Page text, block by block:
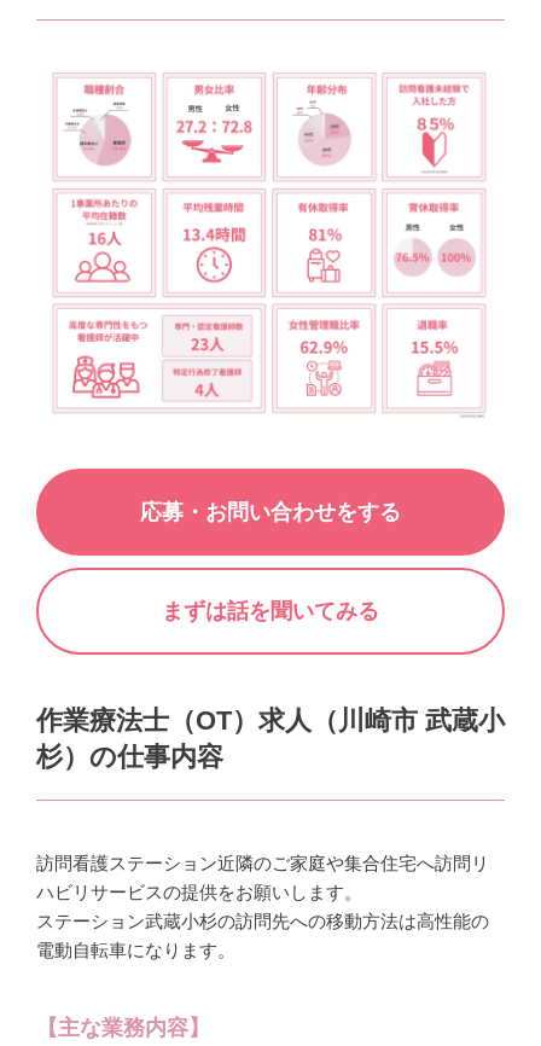
応募・お問い合わせをする
まずは話を聞いてみる
作業療法士（OT）求人（川崎市 武蔵小
杉）の仕事内容
訪問看護ステーション近隣のご家庭や集合住宅へ訪問リ
ハビリサービスの提供をお願いします。
ステーション武蔵小杉の訪問先への移動方法は高性能の
電動自転車になります。
【主な業務内容】